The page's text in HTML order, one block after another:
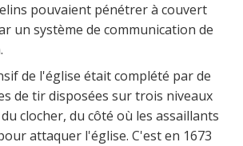
pouvaient pénétrer à couvert
un système de communication de
de l'église était complété par de
de tir disposées sur trois niveaux
clocher, du côté où les assaillants
attaquer l'église. C'est en 1673